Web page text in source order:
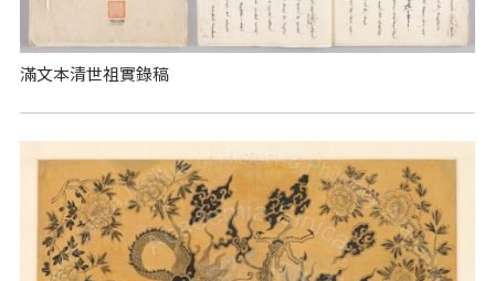
滿文本清世祖實錄稿